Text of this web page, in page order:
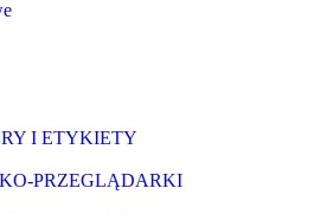
I ETYKIETY
PRZEGLĄDARKI